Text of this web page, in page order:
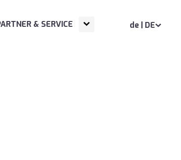
NavigationLevel
& SERVICE Open Next NavigationLevel
de | DE